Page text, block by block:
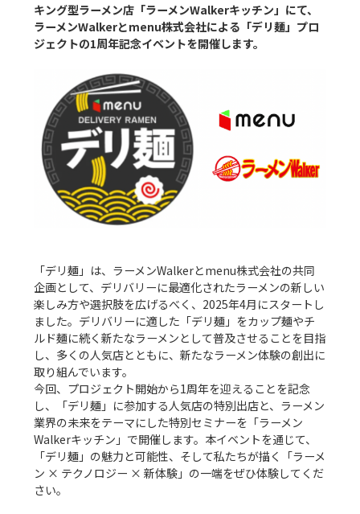
キング型ラーメン店「ラーメンWalkerキッチン」にて、
ラーメンWalkerとmenu株式会社による「デリ麺」プロ
ジェクトの1周年記念イベントを開催します。
「デリ麺」は、ラーメンWalkerとmenu株式会社の共同
企画として、デリバリーに最適化されたラーメンの新しい
楽しみ方や選択肢を広げるべく、2025年4月にスタートし
ました。デリバリーに適した「デリ麺」をカップ麺やチ
ルド麺に続く新たなラーメンとして普及させることを目指
し、多くの人気店とともに、新たなラーメン体験の創出に
取り組んでいます。
今回、プロジェクト開始から1周年を迎えることを記念
し、「デリ麺」に参加する人気店の特別出店と、ラーメン
業界の未来をテーマにした特別セミナーを「ラーメン
Walkerキッチン」で開催します。本イベントを通じて、
「デリ麺」の魅力と可能性、そして私たちが描く「ラーメ
ン × テクノロジー × 新体験」の一端をぜひ体験してくだ
さい。